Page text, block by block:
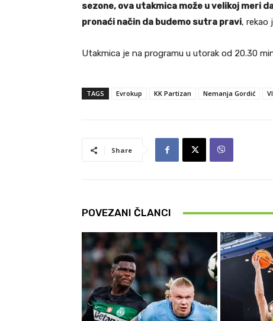
sezone, ova utakmica može u velikoj meri
pronaći način da budemo sutra pravi, rekao
Utakmica je na programu u utorak od 20.30
TAGS Evrokup KK Partizan Nemanja Gordić
Share
POVEZANI ČLANCI